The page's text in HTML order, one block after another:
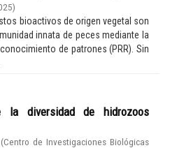
)
bioactivos de origen vegetal son
innata de peces mediante la
de patrones (PRR). Sin
la diversidad de hidrozoos
(Centro de Investigaciones Biológicas